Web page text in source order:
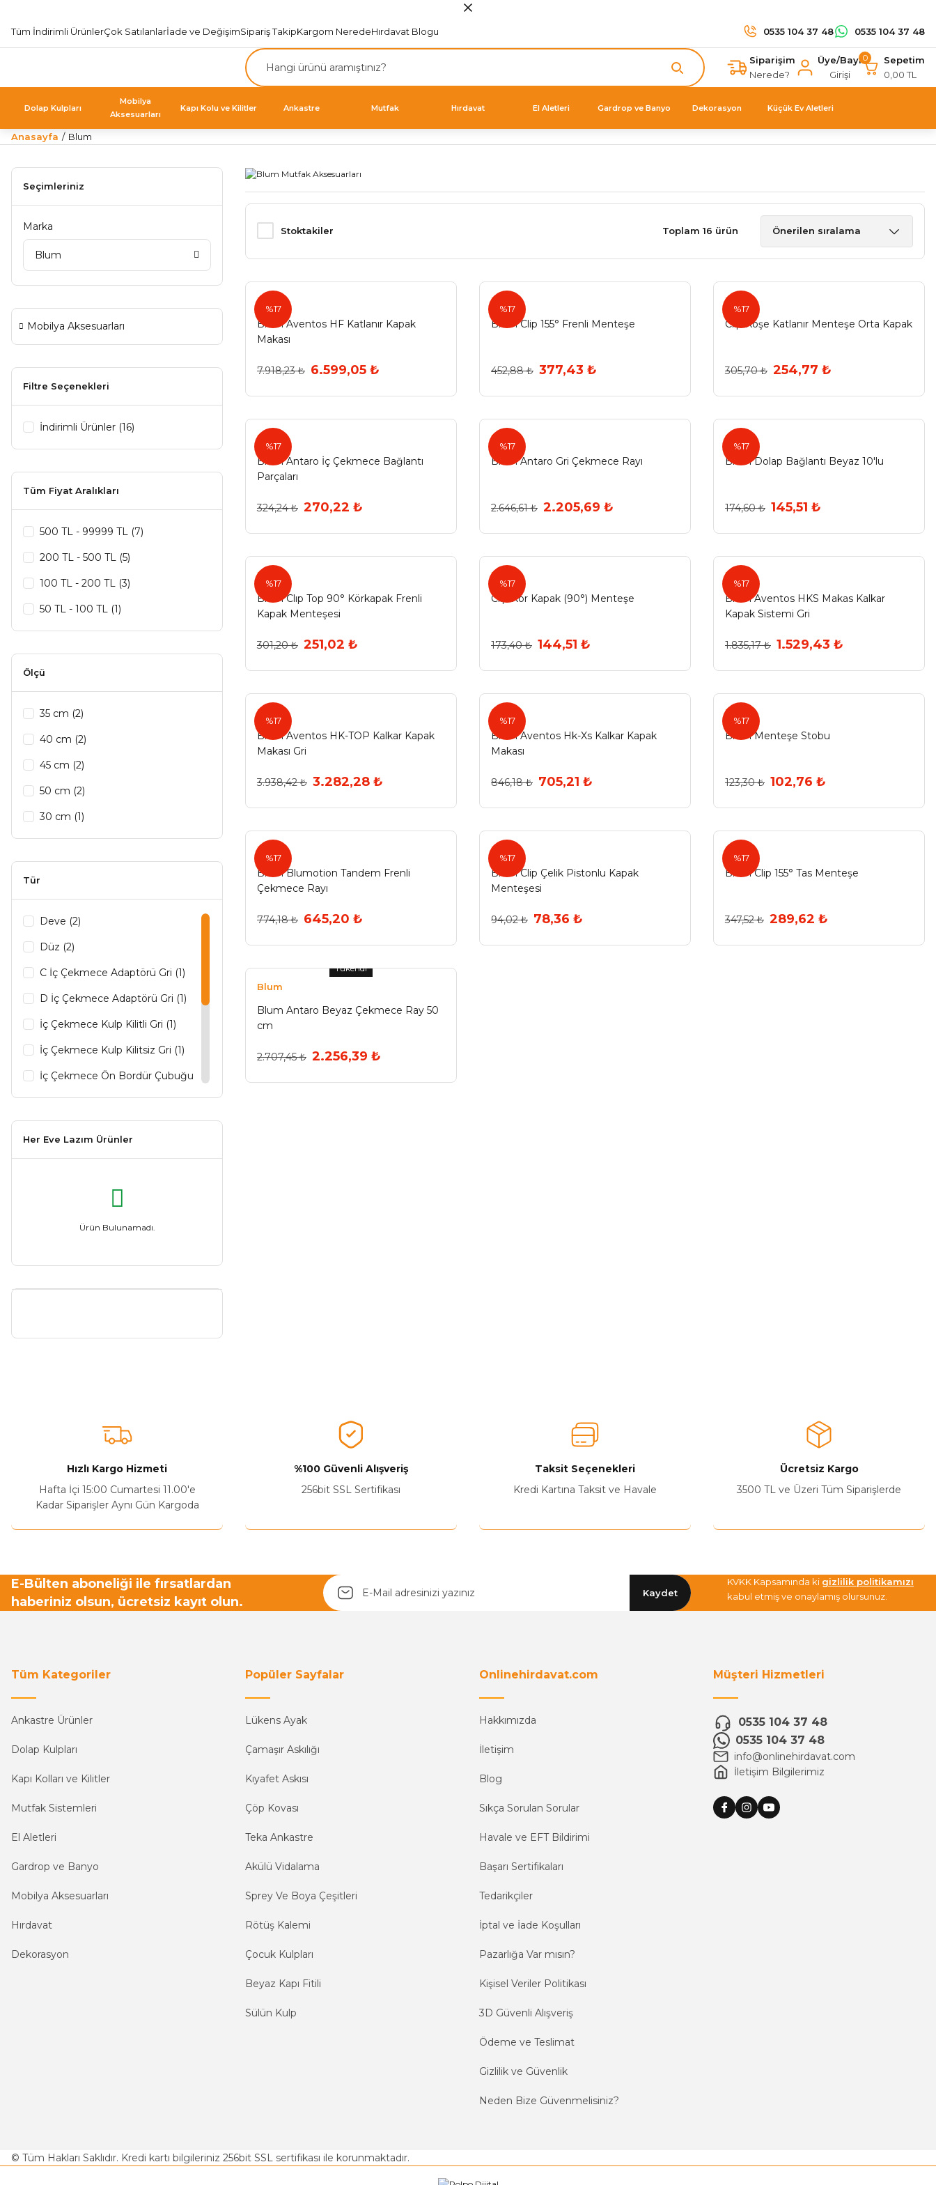
Tüm İndirimli ÜrünlerÇok Satılanlarİade ve DeğişimSipariş TakipKargom NeredeHırdavat Blogu 0535 104 37 48 0535 104 37 48
Siparişim
Nerede?
Üye/Bayi
Girişi
0
Sepetim
0,00 TL
Dolap Kulpları
Mobilya
Aksesuarları
Kapı Kolu ve Kilitler Ankastre Mutfak Hırdavat El Aletleri Gardrop ve Banyo Dekorasyon Küçük Ev Aletleri
Anasayfa Blum
Seçimleriniz
Marka
Blum
Mobilya Aksesuarları
Filtre Seçenekleri
İndirimli Ürünler (16)
Tüm Fiyat Aralıkları
500 TL - 99999 TL (7)
200 TL - 500 TL (5)
100 TL - 200 TL (3)
50 TL - 100 TL (1)
Ölçü
35 cm (2)
40 cm (2)
45 cm (2)
50 cm (2)
30 cm (1)
Tür
Deve (2)
Düz (2)
C İç Çekmece Adaptörü Gri (1)
D İç Çekmece Adaptörü Gri (1)
İç Çekmece Kulp Kilitli Gri (1)
İç Çekmece Kulp Kilitsiz Gri (1)
İç Çekmece Ön Bordür Çubuğu
M İç Çekmece Adaptörü Gri (1)
Her Eve Lazım Ürünler
Ürün Bulunamadı.
Stoktakiler Toplam 16 ürün
%17
Blum
Blum Aventos HF Katlanır Kapak
Makası
7.918,23 ₺ 6.599,05 ₺
%17
Blum
Blum Clip 155° Frenli Menteşe
452,88 ₺ 377,43 ₺
%17
Blum
Clip Köşe Katlanır Menteşe Orta Kapak
305,70 ₺ 254,77 ₺
%17
Blum
Blum Antaro İç Çekmece Bağlantı
Parçaları
324,24 ₺ 270,22 ₺
%17
Blum
Blum Antaro Gri Çekmece Rayı
2.646,61 ₺ 2.205,69 ₺
%17
Blum
Blum Dolap Bağlantı Beyaz 10'lu
174,60 ₺ 145,51 ₺
%17
Blum
Blum Clıp Top 90° Körkapak Frenli
Kapak Menteşesi
301,20 ₺ 251,02 ₺
%17
Blum
Clip Kör Kapak (90°) Menteşe
173,40 ₺ 144,51 ₺
%17
Blum
Blum Aventos HKS Makas Kalkar
Kapak Sistemi Gri
1.835,17 ₺ 1.529,43 ₺
%17
Blum
Blum Aventos HK-TOP Kalkar Kapak
Makası Gri
3.938,42 ₺ 3.282,28 ₺
%17
Blum
Blum Aventos Hk-Xs Kalkar Kapak
Makası
846,18 ₺ 705,21 ₺
%17
Blum
Blum Menteşe Stobu
123,30 ₺ 102,76 ₺
%17
Blum
Blum Blumotion Tandem Frenli
Çekmece Rayı
774,18 ₺ 645,20 ₺
%17
Blum
Blum Clip Çelik Pistonlu Kapak
Menteşesi
94,02 ₺ 78,36 ₺
%17
Blum
Blum Clip 155° Tas Menteşe
347,52 ₺ 289,62 ₺
Tükendi
Blum
Blum Antaro Beyaz Çekmece Ray 50
cm
2.707,45 ₺ 2.256,39 ₺
Hızlı Kargo Hizmeti
Hafta İçi 15:00 Cumartesi 11.00'e
Kadar Siparişler Aynı Gün Kargoda
%100 Güvenli Alışveriş
256bit SSL Sertifikası
Taksit Seçenekleri
Kredi Kartına Taksit ve Havale
Ücretsiz Kargo
3500 TL ve Üzeri Tüm Siparişlerde
E-Bülten aboneliği ile fırsatlardan
haberiniz olsun, ücretsiz kayıt olun.
Kaydet
KVKK Kapsamında ki gizlilik politikamızı
kabul etmiş ve onaylamış olursunuz.
Tüm Kategoriler
Ankastre Ürünler
Dolap Kulpları
Kapı Kolları ve Kilitler
Mutfak Sistemleri
El Aletleri
Gardrop ve Banyo
Mobilya Aksesuarları
Hırdavat
Dekorasyon
Popüler Sayfalar
Lükens Ayak
Çamaşır Askılığı
Kıyafet Askısı
Çöp Kovası
Teka Ankastre
Akülü Vidalama
Sprey Ve Boya Çeşitleri
Rötüş Kalemi
Çocuk Kulpları
Beyaz Kapı Fitili
Sülün Kulp
Onlinehirdavat.com
Hakkımızda
İletişim
Blog
Sıkça Sorulan Sorular
Havale ve EFT Bildirimi
Başarı Sertifikaları
Tedarikçiler
İptal ve İade Koşulları
Pazarlığa Var mısın?
Kişisel Veriler Politikası
3D Güvenli Alışveriş
Ödeme ve Teslimat
Gizlilik ve Güvenlik
Neden Bize Güvenmelisiniz?
Müşteri Hizmetleri
0535 104 37 48
0535 104 37 48
info@onlinehirdavat.com
İletişim Bilgilerimiz
© Tüm Hakları Saklıdır. Kredi kartı bilgileriniz 256bit SSL sertifikası ile korunmaktadır.